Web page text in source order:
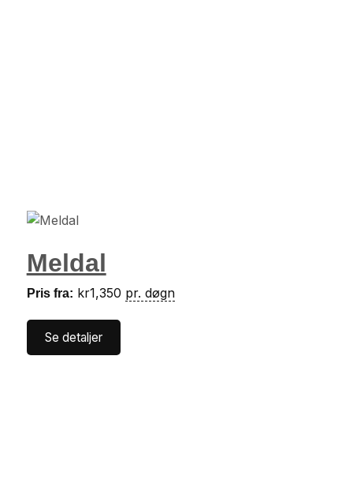
Meldal
Pris fra: kr1,350 pr. døgn
Se detaljer